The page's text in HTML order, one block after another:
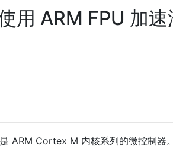
用 ARM FPU 加速
ARM Cortex M 内核系列的微控制器